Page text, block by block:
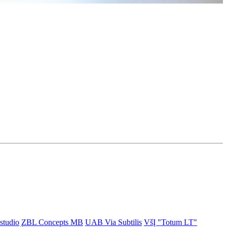
ZBL Concepts MB UAB Via Subtilis VšĮ "Totum LT"